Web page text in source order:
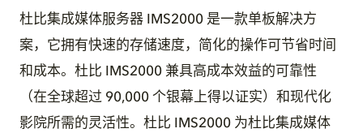
杜比集成媒体服务器 IMS2000 是一款单板解决方
案，它拥有快速的存储速度，简化的操作可节省时间
和成本。杜比 IMS2000 兼具高成本效益的可靠性
（在全球超过 90,000 个银幕上得以证实）和现代化
影院所需的灵活性。杜比 IMS2000 为杜比集成媒体